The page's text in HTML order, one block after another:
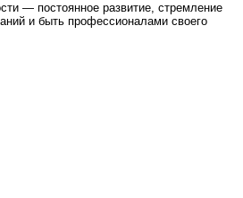
— постоянное развитие, стремление
и быть профессионалами своего